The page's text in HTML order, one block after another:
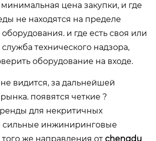
цена закупки, и где
не находятся на пределе
и где есть своя или
технического надзора,
оборудование на входе.
видится, за дальнейшей
появятся четкие ?
для некритичных
инжиниринговые
же направления от chengdu